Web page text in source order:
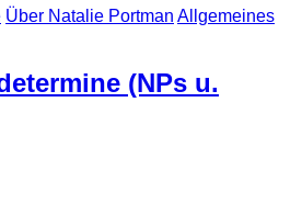
Über Natalie Portman Allgemeines
(NPs u.